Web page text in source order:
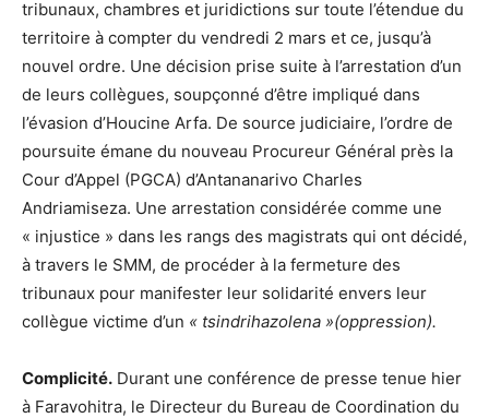
tribunaux, chambres et juridictions sur toute l’étendue du
territoire à compter du vendredi 2 mars et ce, jusqu’à
nouvel ordre. Une décision prise suite à l’arrestation d’un
de leurs collègues, soupçonné d’être impliqué dans
l’évasion d’Houcine Arfa. De source judiciaire, l’ordre de
poursuite émane du nouveau Procureur Général près la
Cour d’Appel (PGCA) d’Antananarivo Charles
Andriamiseza. Une arrestation considérée comme une
« injustice » dans les rangs des magistrats qui ont décidé,
à travers le SMM, de procéder à la fermeture des
tribunaux pour manifester leur solidarité envers leur
collègue victime d’un « tsindrihazolena »(oppression).
Complicité. Durant une conférence de presse tenue hier
à Faravohitra, le Directeur du Bureau de Coordination du